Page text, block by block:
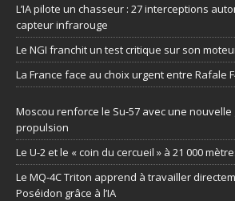
L’IA pilote un chasseur : 27 interceptions
capteur infrarouge
Le NGI franchit un test critique sur son
La France face au choix urgent entre Rafale
Moscou renforce le Su-57 avec une
propulsion
Le U-2 et le « coin du cercueil » à 21 000
Le MQ-4C Triton apprend à travailler
Poséidon grâce à l’IA